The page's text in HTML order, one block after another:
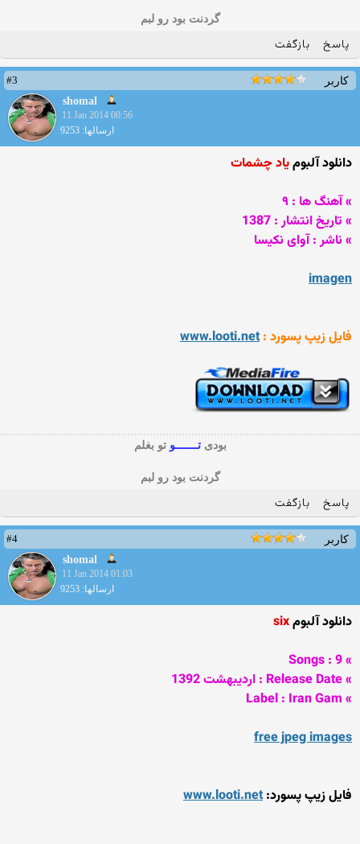
گردنت بود رو لبم
پاسخ بازگفت
کاربر
#3
shomal
11 Jan 2014 00:56
ارسالها: 9253
دانلود آلبومیاد چشمات
» آهنگ ها : ۹
» تاریخ انتشار : 1387
» ناشر : آوای نکیسا
imagen
فایل زیپ پسورد :www.looti.net
بودیتـــــــوتو بغلم
گردنت بود رو لبم
پاسخ بازگفت
کاربر
#4
shomal
11 Jan 2014 01:03
ارسالها: 9253
دانلود آلبومsix
» Songs : 9
» Release Date : اردیبهشت 1392
» Label : Iran Gam
free jpeg images
فایل زیپ پسورد: www.looti.net